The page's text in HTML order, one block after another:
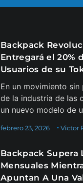
Backpack
Entregará el 20%
Usuarios de su
En un movimiento
de la industria de las
un nuevo modelo de
Victor
febrero 23, 2026
Backpack Supera
Mensuales
Apuntan A Una